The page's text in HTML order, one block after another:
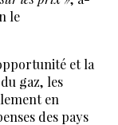
le
et la
gaz, les
en
des pays